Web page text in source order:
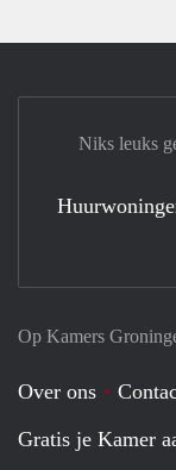
Op Kamers
Over ons
Gratis je Kamer
Niks leuks